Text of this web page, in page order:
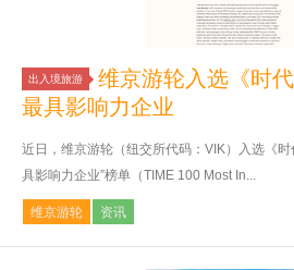
出入境旅游
维京游轮入选《时
最具影响力企业
近日，维京游轮（纽交所代码：VIK）入选《
具影响力企业”榜单（TIME 100 Most In...
维京游轮 资讯